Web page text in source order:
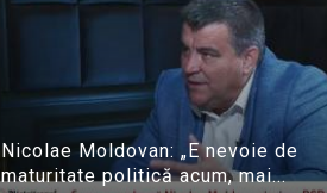
Nicolae Moldovan: „E nevoie de
maturitate politică acum, mai...